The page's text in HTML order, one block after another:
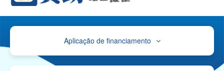
Aplicação de financiamento
Avisos